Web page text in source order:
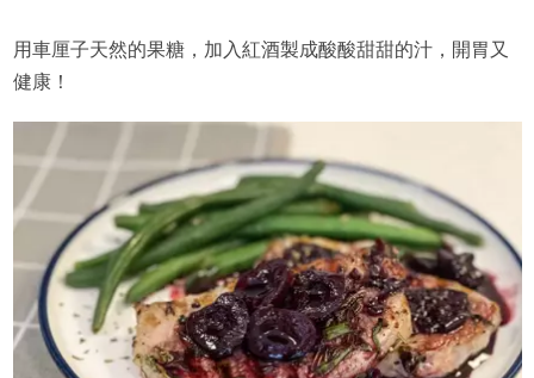
用車厘子天然的果糖，加入紅酒製成酸酸甜甜的汁，開胃又
健康！